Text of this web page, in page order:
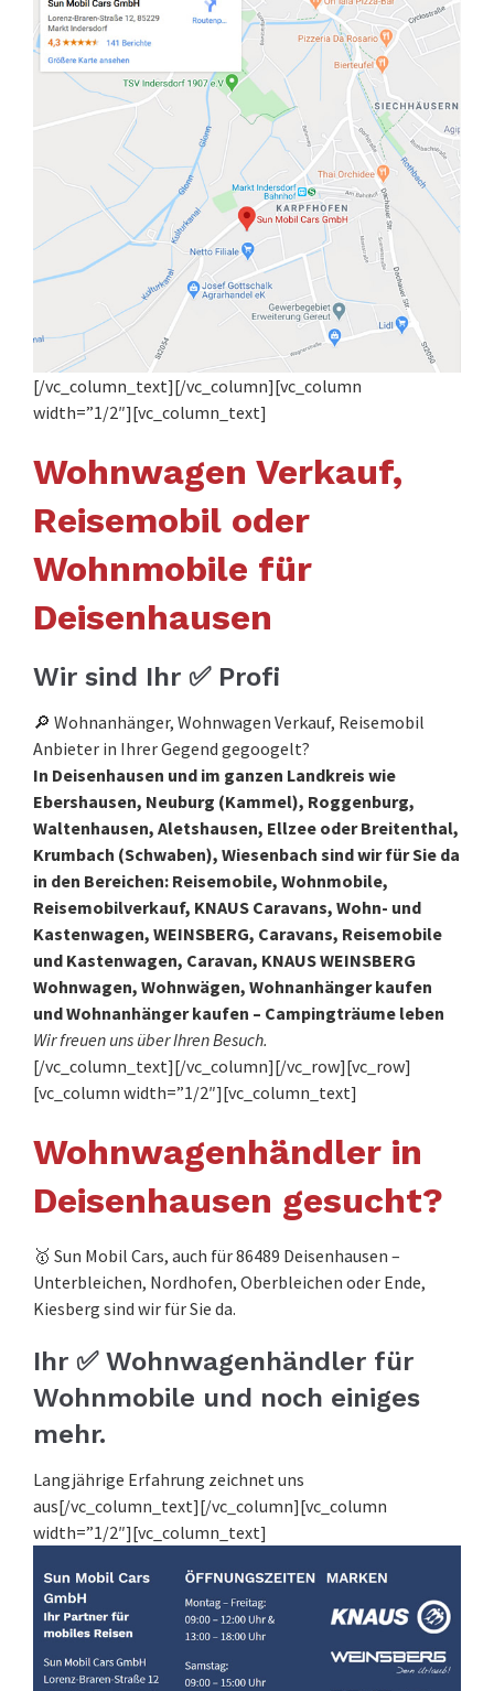
[/vc_column_text][/vc_column][vc_column
width=”1/2″][vc_column_text]
Wohnwagen Verkauf,
Reisemobil oder
Wohnmobile für
Deisenhausen
Wir sind Ihr ✅ Profi
🔎 Wohnanhänger, Wohnwagen Verkauf, Reisemobil
Anbieter in Ihrer Gegend gegoogelt?
In Deisenhausen und im ganzen Landkreis wie
Ebershausen, Neuburg (Kammel), Roggenburg,
Waltenhausen, Aletshausen, Ellzee oder Breitenthal,
Krumbach (Schwaben), Wiesenbach sind wir für Sie da
in den Bereichen: Reisemobile, Wohnmobile,
Reisemobilverkauf, KNAUS Caravans, Wohn- und
Kastenwagen, WEINSBERG, Caravans, Reisemobile
und Kastenwagen, Caravan, KNAUS WEINSBERG
Wohnwagen, Wohnwägen, Wohnanhänger kaufen
und Wohnanhänger kaufen – Campingträume leben
Wir freuen uns über Ihren Besuch.
[/vc_column_text][/vc_column][/vc_row][vc_row]
[vc_column width=”1/2″][vc_column_text]
Wohnwagenhändler in
Deisenhausen gesucht?
🥇 Sun Mobil Cars, auch für 86489 Deisenhausen –
Unterbleichen, Nordhofen, Oberbleichen oder Ende,
Kiesberg sind wir für Sie da.
Ihr ✅ Wohnwagenhändler für
Wohnmobile und noch einiges
mehr.
Langjährige Erfahrung zeichnet uns
aus[/vc_column_text][/vc_column][vc_column
width=”1/2″][vc_column_text]